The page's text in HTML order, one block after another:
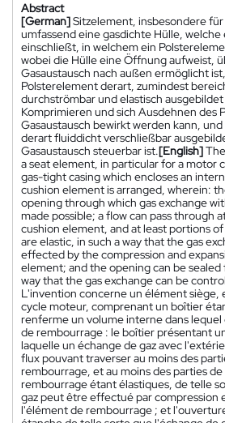
Abstract
[German]Sitzelement, insbesondere
umfassend eine gasdichte Hülle,
einschließt, in welchem ein
wobei die Hülle eine Öffnung aufweist,
Gasaustausch nach außen ermöglicht
Polsterelement derart, zumindest
durchströmbar und elastisch ausgebildet
Komprimieren und sich Ausdehnen des
Gasaustausch bewirkt werden kann,
derart fluiddicht verschließbar
Gasaustausch steuerbar ist.[English]
a seat element, in particular for a motor
gas-tight casing which encloses an
cushion element is arranged, wherein:
opening through which gas exchange
made possible; a flow can pass through
cushion element, and at least portions
are elastic, in such a way that the gas
effected by the compression and
element; and the opening can be
way that the gas exchange can be
L'invention concerne un élément siège,
cycle moteur, comprenant un boîtier
renferme un volume interne dans
de rembourrage : le boîtier présentant
laquelle un échange de gaz avec
flux pouvant traverser au moins des
rembourrage, et au moins des parties
rembourrage étant élastiques, de telle
gaz peut être effectué par compression
l'élément de rembourrage ; et